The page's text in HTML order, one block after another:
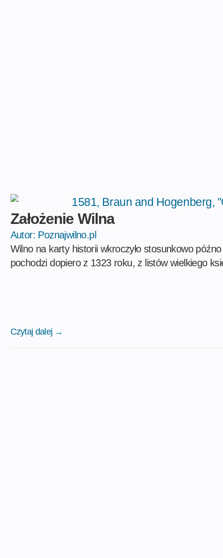
Założenie Wilna
Autor: Poznajwilno.pl
Wilno na karty historii wkroczyło stosunkowo
pochodzi dopiero z 1323 roku, z listów wielkiego
Czytaj dalej →